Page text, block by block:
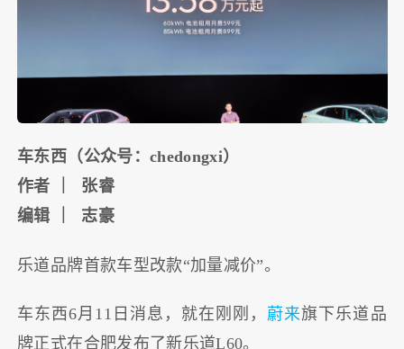
车东西（公众号：chedongxi）
作者 ｜ 张睿
编辑 ｜ 志豪
乐道品牌首款车型改款“加量减价”。
车东西6月11日消息，就在刚刚， 蔚来旗下乐道品
牌正式在合肥发布了新乐道L60。